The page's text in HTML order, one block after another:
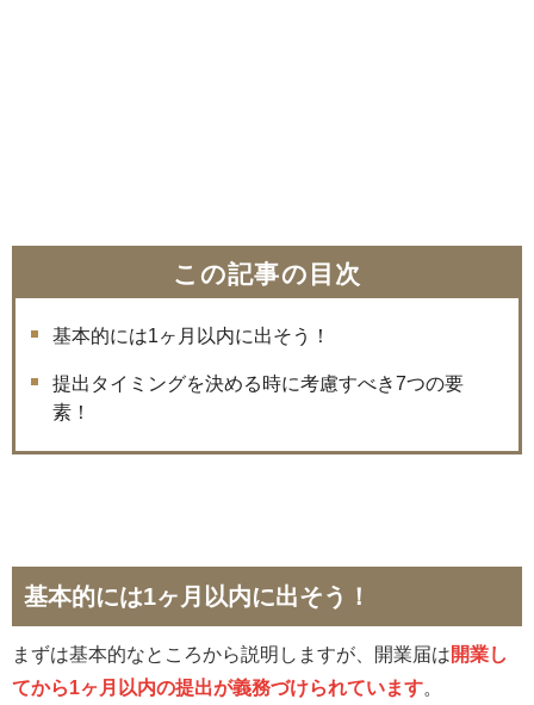
この記事の目次
基本的には1ヶ月以内に出そう！
提出タイミングを決める時に考慮すべき7つの要
素！
基本的には1ヶ月以内に出そう！
まずは基本的なところから説明しますが、開業届は開業し
てから1ヶ月以内の提出が義務づけられています。